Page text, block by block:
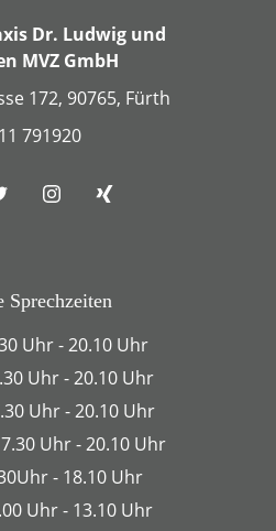
Dr. Ludwig und
MVZ GmbH
172, 90765, Fürth
791920
Sprechzeiten
Uhr - 20.10 Uhr
Uhr - 20.10 Uhr
Uhr - 20.10 Uhr
Uhr - 20.10 Uhr
- 18.10 Uhr
Uhr - 13.10 Uhr